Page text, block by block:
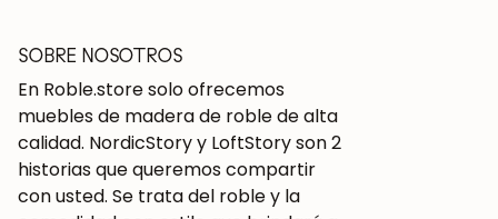
SOBRE NOSOTROS
En Roble.store solo ofrecemos
muebles de madera de roble de alta
calidad. NordicStory y LoftStory son 2
historias que queremos compartir
con usted. Se trata del roble y la